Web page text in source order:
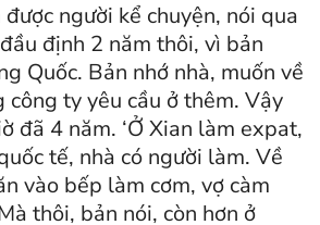
người kể chuyện, nói qua
định 2 năm thôi, vì bản
Quốc. Bản nhớ nhà, muốn về
công ty yêu cầu ở thêm. Vậy
đã 4 năm. ‘Ở Xian làm expat,
tế, nhà có người làm. Về
vào bếp làm cơm, vợ càm
thôi, bản nói, còn hơn ở